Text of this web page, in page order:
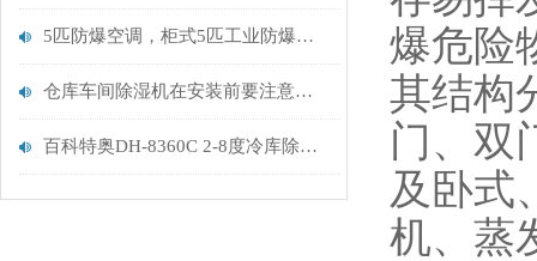
5匹防爆空调，柜式5匹工业防爆空调BFKG-12
仓库车间除湿机在安装前要注意哪些问题
百科特奥DH-8360C 2-8度冷库除湿机 是否需要定期维护和清洁
爆危险
其结构
门、双
及卧式
机、蒸